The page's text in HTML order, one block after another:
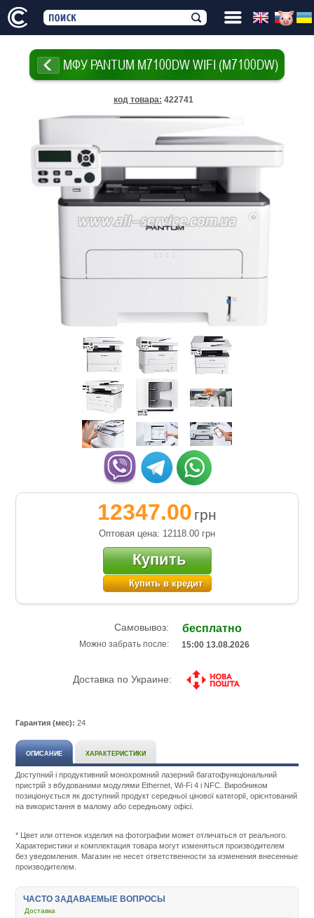
МФУ PANTUM M7100DW WIFI (M7100DW)
код товара: 422741
12347.00 грн
Оптовая цена: 12118.00 грн
Купить
Купить в кредит
Самовывоз: бесплатно
Можно забрать после: 15:00 13.08.2026
Доставка по Украине:
Гарантия (мес): 24
ОПИСАНИЕ ХАРАКТЕРИСТИКИ
Доступний і продуктивний монохромний лазерний багатофункціональний
пристрій з вбудованими модулями Ethernet, Wi-Fi 4 і NFC. Виробником
позиціонується як доступний продукт середньої цінової категорії, орієнтований
на використання в малому або середньому офісі.
orgtehnika/1290-
printer-
i-
* Цвет или оттенок изделия на фотографии может отличаться от реального.
Характеристики и комплектация товара могут изменяться производителем
без уведомления. Магазин не несет ответственности за изменения внесенные
производителем.
ЧАСТО ЗАДАВАЕМЫЕ ВОПРОСЫ
Доставка